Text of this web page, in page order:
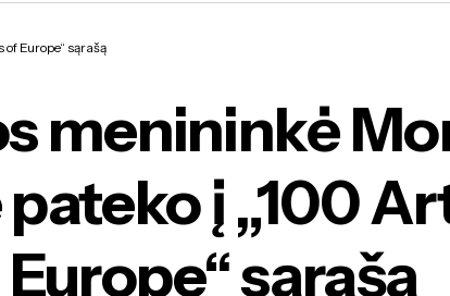
Dirsytė pateko į „100 Artists of
Europe“ sąrašą
menininkė
į „100
sąrašą